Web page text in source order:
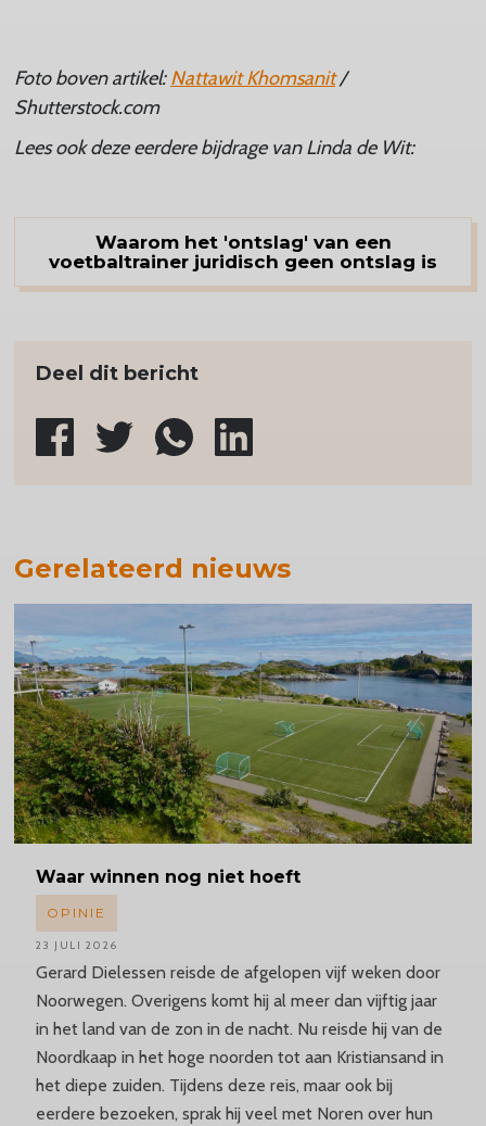
Foto boven artikel:Nattawit Khomsanit/
Shutterstock.com
Lees ook deze eerdere bijdrage van Linda de Wit:
Waarom het 'ontslag' van een
voetbaltrainer juridisch geen ontslag is
Deel dit bericht
Gerelateerd nieuws
Waar winnen nog niet hoeft
Gerard Dielessen reisde de afgelopen vijf weken door
Noorwegen. Overigens komt hij al meer dan vijftig jaar
in het land van de zon in de nacht. Nu reisde hij van de
Noordkaap in het hoge noorden tot aan Kristiansand in
het diepe zuiden. Tijdens deze reis, maar ook bij
eerdere bezoeken, sprak hij veel met Noren over hun
OPINIE
23 JULI 2026